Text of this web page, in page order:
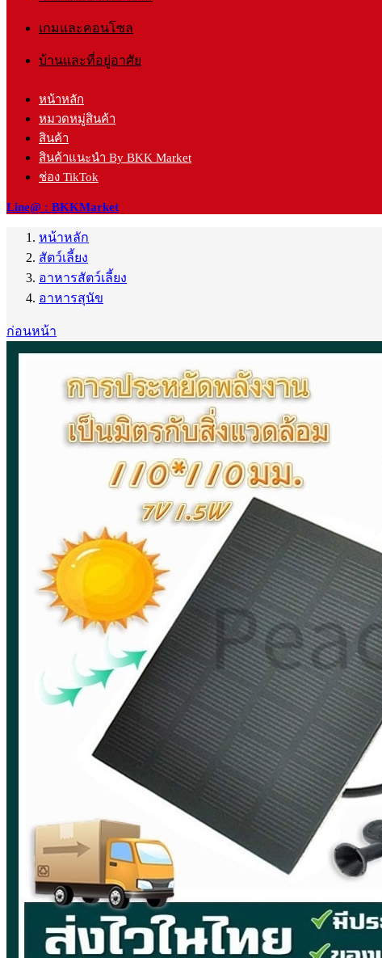
เกมและคอนโซล
บ้านและที่อยู่อาศัย
หน้าหลัก
หมวดหมู่สินค้า
สินค้า
สินค้าแนะนำ By BKK Market
ช่อง TikTok
Line@ : BKKMarket
หน้าหลัก
สัตว์เลี้ยง
อาหารสัตว์เลี้ยง
อาหารสุนัข
ก่อนหน้า